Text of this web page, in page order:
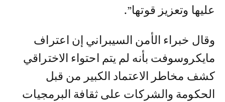
عليها وتعزيز قوتها”.
وقال خبراء الأمن السيبراني إن اعتراف
مايكروسوفت بأنه لم يتم احتواء الاختراقي
كشف مخاطر الاعتماد الكبير من قبل
الحكومة والشركات على ثقافة البرمجيات